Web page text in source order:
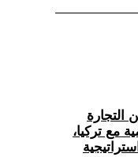
التجارة
مع تركيا،